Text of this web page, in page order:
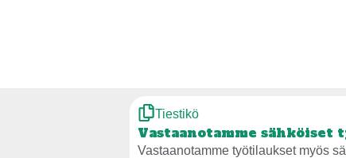
Tiestikö
Vastaanotamme sähköiset
Vastaanotamme työtilaukset myös